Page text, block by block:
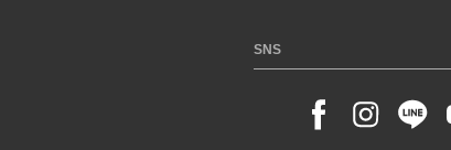
SNS